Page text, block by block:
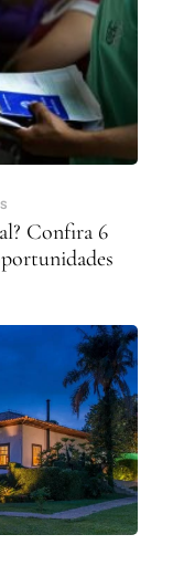
Confira 6